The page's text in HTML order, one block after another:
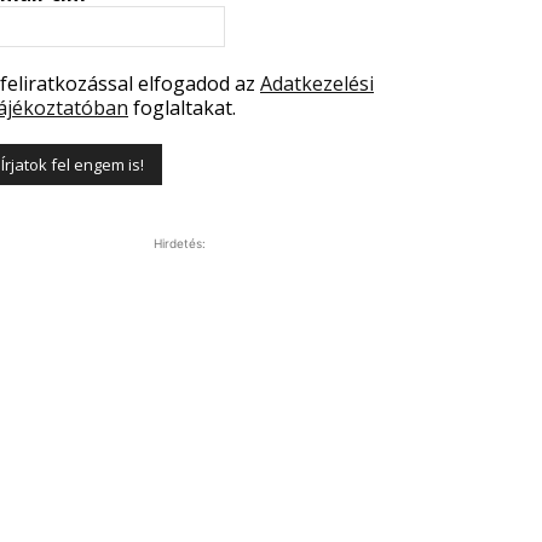
elfogadod az Adatkezelési
foglaltakat.
Hirdetés: